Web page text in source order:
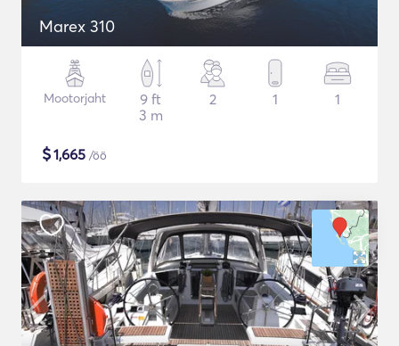
Marex 310
Mootorjaht
9 ft
3 m
2 1 1
$1,665 /öö